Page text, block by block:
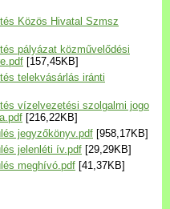
Közös Hivatal Szmsz
pályázat közművelődési
[157,45KB]
telekvásárlás iránti
vízelvezetési szolgalmi jogo
[216,22KB]
jegyzőkönyv.pdf [958,17KB]
jelenléti ív.pdf [29,29KB]
meghívó.pdf [41,37KB]